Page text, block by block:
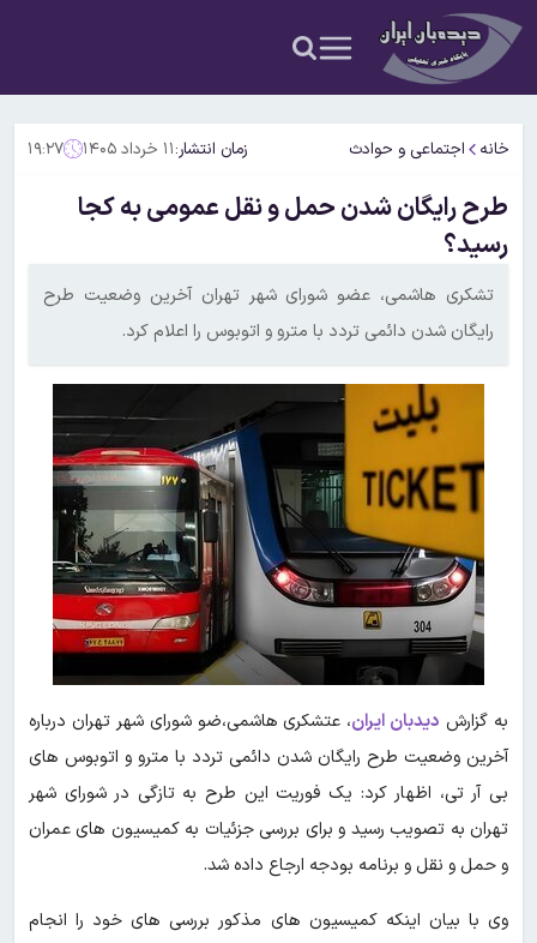
خانه اجتماعی و حوادث زمان انتشار:۱۱ خرداد ۱۴۰۵ ۱۹:۲۷
طرح رایگان شدن حمل و نقل عمومی به کجا
رسید؟
تشکری هاشمی، عضو شورای شهر تهران آخرین وضعیت طرح
رایگان شدن دائمی تردد با مترو و اتوبوس را اعلام کرد.
به گزارش دیدبان ایران، عتشکری هاشمی،ضو شورای شهر تهران درباره
آخرین وضعیت طرح رایگان شدن دائمی تردد با مترو و اتوبوس های
بی آر تی، اظهار کرد: یک فوریت این طرح به تازگی در شورای شهر
تهران به تصویب رسید و برای بررسی جزئیات به کمیسیون های عمران
و حمل و نقل و برنامه بودجه ارجاع داده شد.
وی با بیان اینکه کمیسیون های مذکور بررسی های خود را انجام